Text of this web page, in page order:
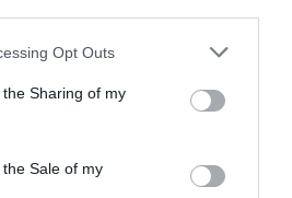
app uses one or more Google
usage behaviour. You may click to
Google and its third-party tags to
purposes in below Google
Opt Outs
Sharing of my
Sale of my